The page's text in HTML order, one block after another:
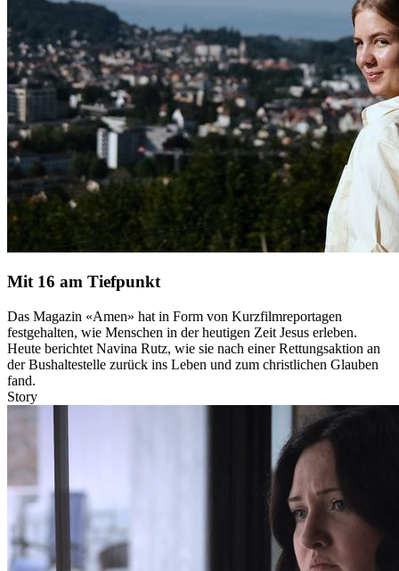
Mit 16 am Tiefpunkt
Das Magazin «Amen» hat in Form von Kurzfilmreportagen
festgehalten, wie Menschen in der heutigen Zeit Jesus erleben.
Heute berichtet Navina Rutz, wie sie nach einer Rettungsaktion an
der Bushaltestelle zurück ins Leben und zum christlichen Glauben
fand.
Story